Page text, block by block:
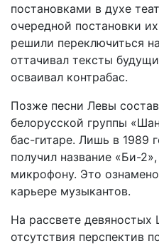
постановками в духе
очередной постановки
решили переключиться
оттачивал тексты
осваивал контрабас.
Позже песни Левы
белорусской группы
бас-гитаре. Лишь в 1989
получил название «Би-
микрофону. Это
карьере музыкантов.
На рассвете
отсутствия перспектив